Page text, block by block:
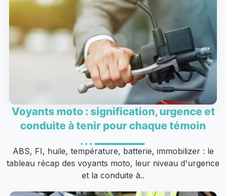
Voyants moto : signification, urgence et
conduite à tenir pour chaque témoin
ABS, FI, huile, température, batterie, immobilizer : le
tableau récap des voyants moto, leur niveau d'urgence
et la conduite à..